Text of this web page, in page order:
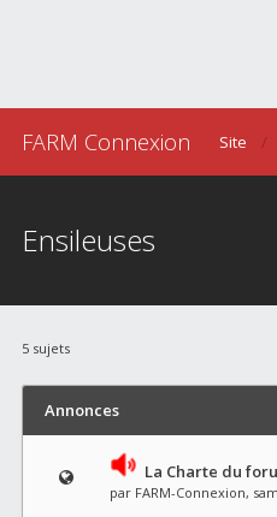
FARM Connexion Site
Ensileuses
5 sujets
Annonces
La Charte du
par FARM-Connexion,